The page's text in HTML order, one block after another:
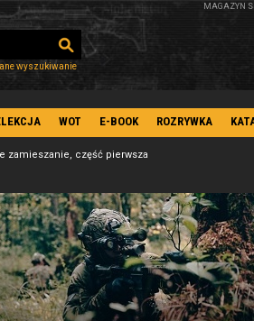
wyszukiwanie
MAGAZYN
WOT E-BOOK ROZRYWKA
zamieszanie, część pierwsza